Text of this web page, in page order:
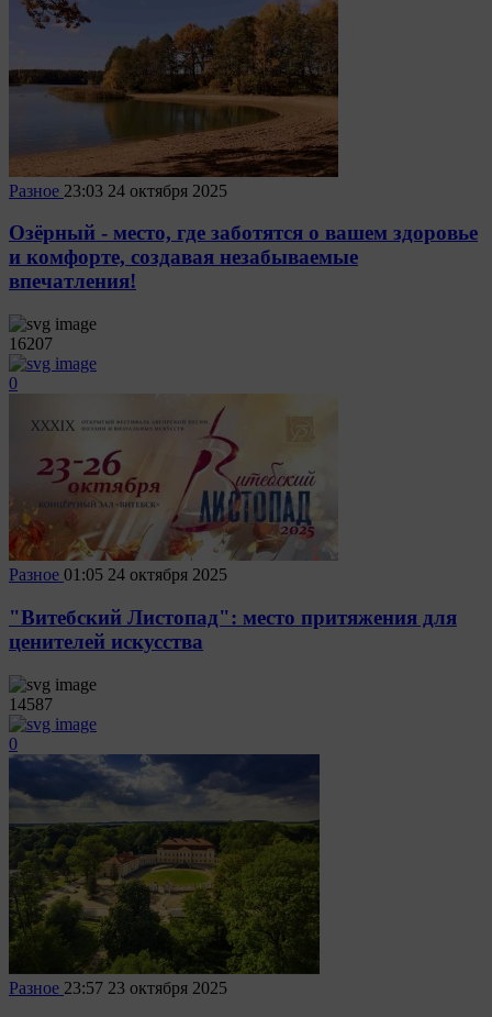
Разное 23:03 24 октября 2025
Озёрный - место, где заботятся о вашем здоровье
и комфорте, создавая незабываемые
впечатления!
16207
0
Разное 01:05 24 октября 2025
"Витебский Листопад": место притяжения для
ценителей искусства
14587
0
Разное 23:57 23 октября 2025